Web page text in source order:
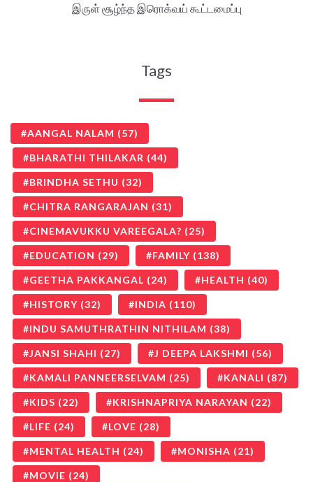
இருள் சூழ்ந்த இரொக்வய் கூட்டமைப்பு
Tags
AANGAL NALAM (57)
BHARATHI THILAKAR (44)
BRINDHA SETHU (32)
CHITRA RANGARAJAN (31)
CINEMAVUKKU VAREEGALA? (25)
EDUCATION (29) FAMILY (138)
GEETHA PAKKANGAL (24) HEALTH (40)
HISTORY (32) INDIA (110)
INDU SAMUTHRATHIN NITHILAM (38)
JANSI SHAHI (27) J DEEPA LAKSHMI (56)
KAMALI PANNEERSELVAM (25) KANALI (87)
KIDS (22) KRISHNAPRIYA NARAYAN (22)
LIFE (24) LOVE (28)
MENTAL HEALTH (24) MONISHA (21)
MOVIE (24)